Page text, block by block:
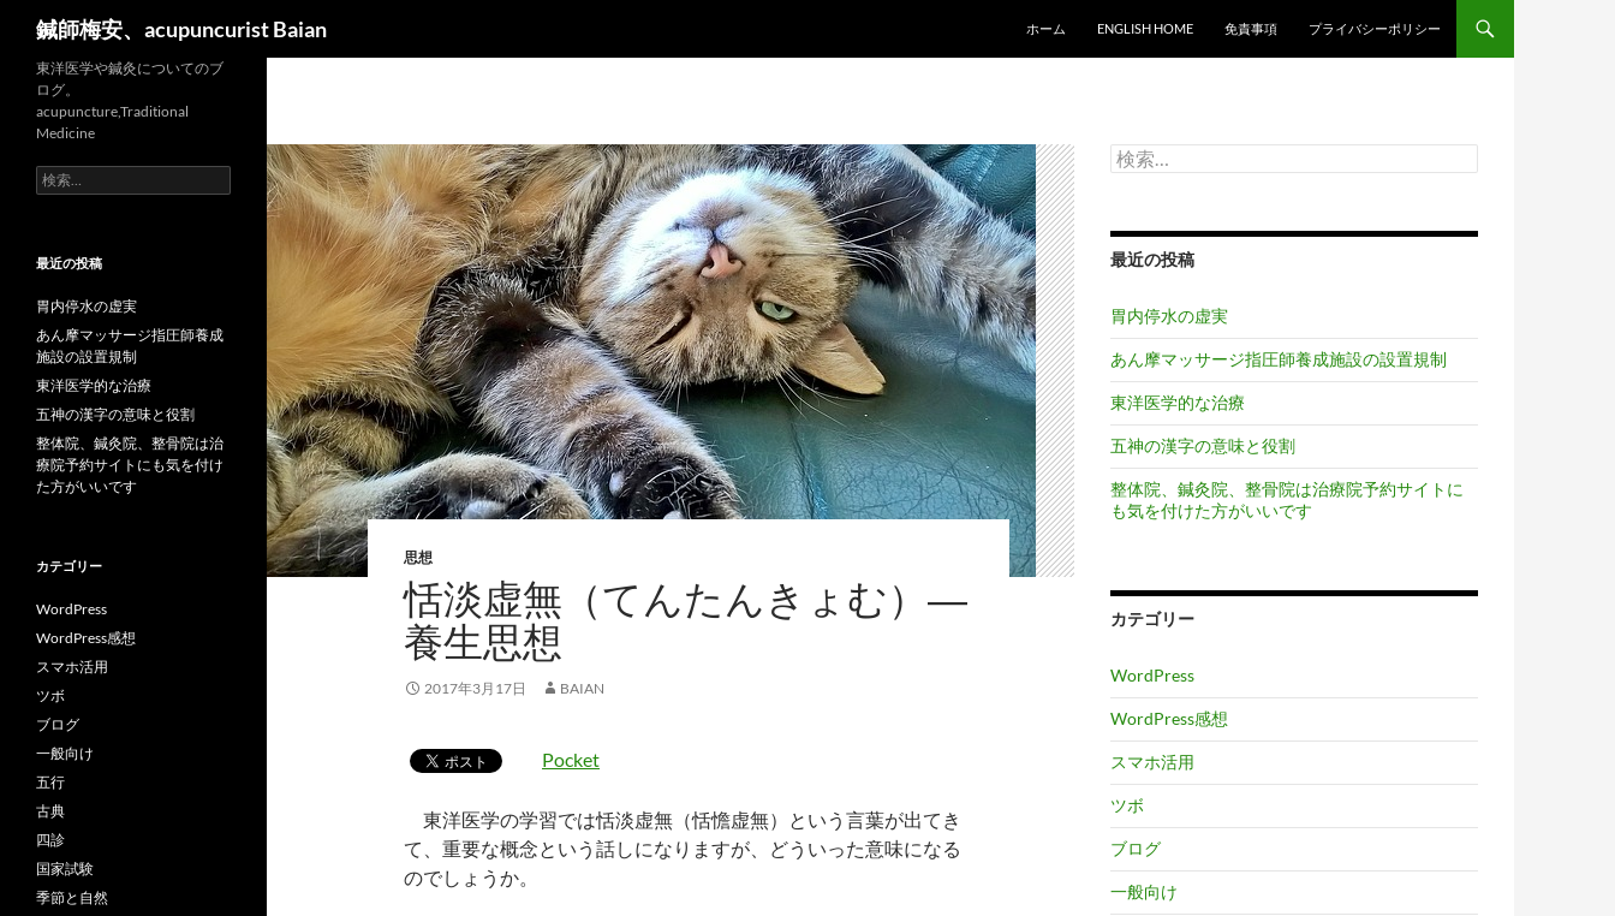
鍼師梅安、acupuncurist Baian
ホーム
ENGLISH HOME 免責事項 プライバシーポリシー
思想
恬淡虚無（てんたんきょむ）―
養生思想
2017年3月17日 BAIAN
Pocket
東洋医学の学習では恬淡虚無（恬憺虚無）という言葉が出てき
て、重要な概念という話しになりますが、どういった意味になる
のでしょうか。
検
索:
最近の投稿
胃内停水の虚実
あん摩マッサージ指圧師養成施設の設置規制
東洋医学的な治療
五神の漢字の意味と役割
整体院、鍼灸院、整骨院は治療院予約サイトに
も気を付けた方がいいです
カテゴリー
WordPress
WordPress感想
スマホ活用
ツボ
ブログ
一般向け
東洋医学や鍼灸についてのブ
ログ。
acupuncture,Traditional
Medicine
検
索:
最近の投稿
胃内停水の虚実
あん摩マッサージ指圧師養成
施設の設置規制
東洋医学的な治療
五神の漢字の意味と役割
整体院、鍼灸院、整骨院は治
療院予約サイトにも気を付け
た方がいいです
カテゴリー
WordPress
WordPress感想
スマホ活用
ツボ
ブログ
一般向け
五行
古典
四診
国家試験
季節と自然